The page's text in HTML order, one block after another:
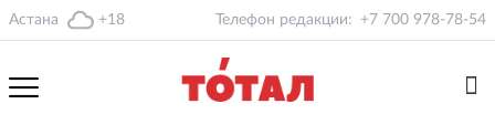
Астана +18 Телефон редакции: +7 700 978-78-54